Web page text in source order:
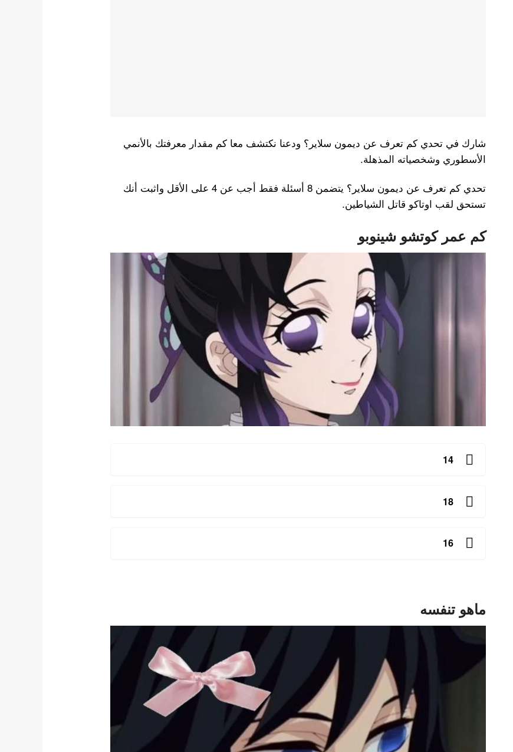
شارك في تحدي كم تعرف عن ديمون سلاير؟ ودعنا نكتشف معا كم مقدار معرفتك بالأنمي
الأسطوري وشخصياته المذهلة.
تحدي كم تعرف عن ديمون سلاير؟ يتضمن 8 أسئلة فقط أجب عن 4 على الأقل واثبت أنك
تستحق لقب اوتاكو قاتل الشياطين.
كم عمر كوتشو شينوبو
14
18
16
ماهو تنفسه